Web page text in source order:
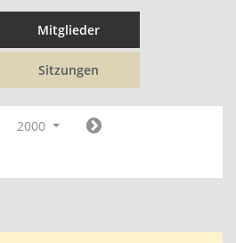
Mitglieder
Sitzungen
2000